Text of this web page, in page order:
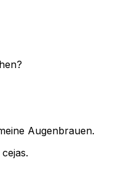
Augenbrauen.